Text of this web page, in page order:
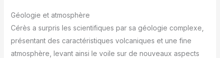
Géologie et atmosphère
Cérès a surpris les scientifiques par sa géologie complexe,
présentant des caractéristiques volcaniques et une fine
atmosphère, levant ainsi le voile sur de nouveaux aspects